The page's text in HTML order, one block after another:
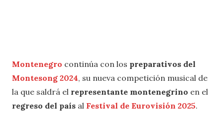
Montenegro continúa con los preparativos del
Montesong 2024, su nueva competición musical de
la que saldrá el representante montenegrino en el
regreso del país al Festival de Eurovisión 2025.